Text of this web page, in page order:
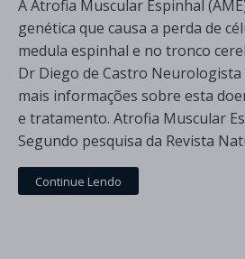
A Atrofia Muscular Espinhal
genética que causa a perda de
medula espinhal e no tronco
Dr Diego de Castro Neurologista
mais informações sobre esta
e tratamento. Atrofia Muscular
Segundo pesquisa da Revista
Continue Lendo